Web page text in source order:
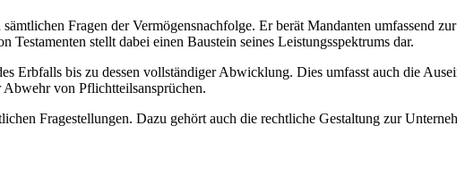
Fragen der Vermögensnachfolge. Er berät Mandanten umfassend
stellt dabei einen Baustein seines Leistungsspektrums dar.
Erbfalls bis zu dessen vollständiger Abwicklung. Dies umfasst auch die
von Pflichtteilsansprüchen.
Fragestellungen. Dazu gehört auch die rechtliche Gestaltung zur